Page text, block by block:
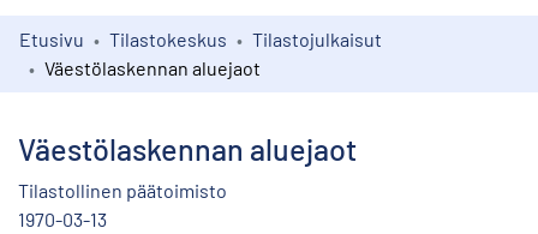
Kokoelmat
Etusivu Tilastokeskus
Tilastojulkaisut
Väestölaskennan aluejaot
Väestölaskennan aluejaot
Tilastollinen päätoimisto
1970-03-13